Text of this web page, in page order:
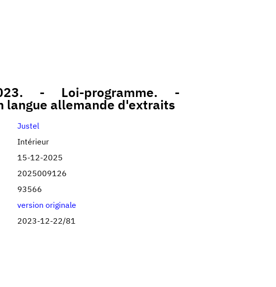
- Loi-programme. -
langue allemande d'extraits
Justel
Intérieur
15-12-2025
2025009126
93566
version originale
2023-12-22/81